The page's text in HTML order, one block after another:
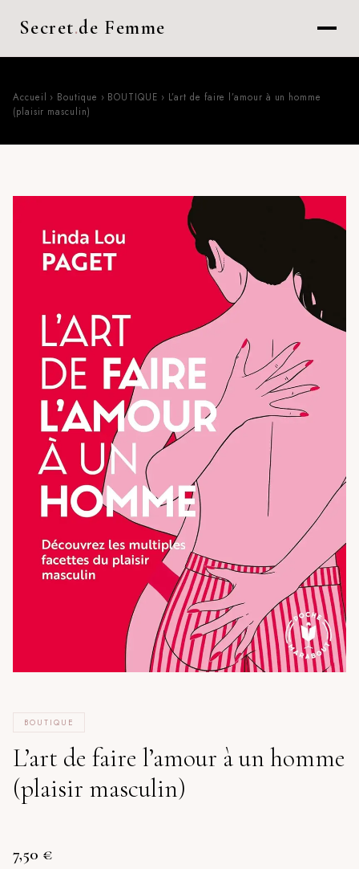
Secret.de Femme
Accueil › Boutique › BOUTIQUE › L’art de faire l’amour à un homme
(plaisir masculin)
BOUTIQUE
L’art de faire l’amour à un homme
(plaisir masculin)
7,50 €